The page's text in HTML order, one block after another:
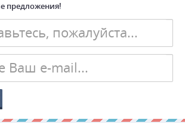
предложения!